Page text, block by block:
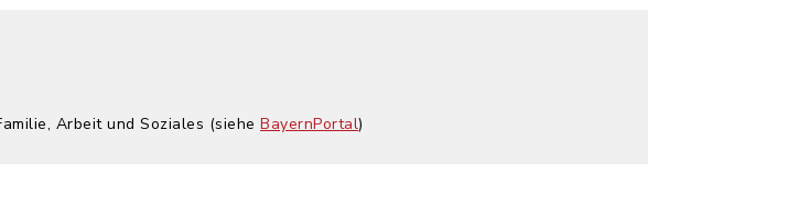
Arbeit und Soziales (siehe BayernPortal)